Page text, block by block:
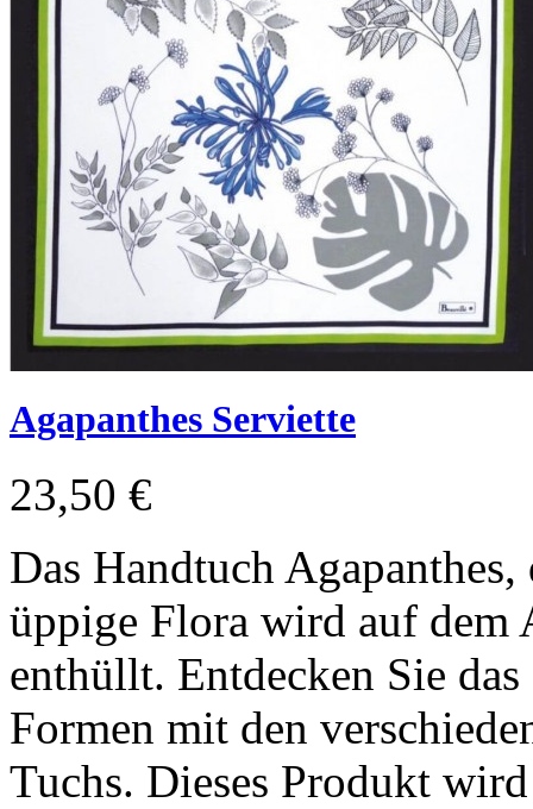
Agapanthes Serviette
23,50 €
Das Handtuch
üppige Flora wird auf dem
enthüllt. Entdecken Sie
Formen mit den
Tuchs. Dieses Produkt